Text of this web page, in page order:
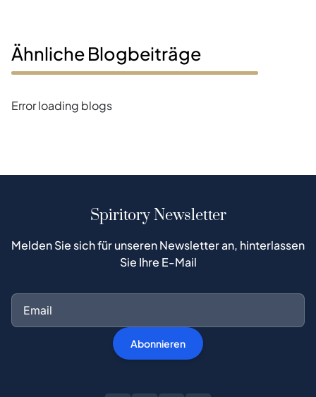
Ähnliche Blogbeiträge
Error loading blogs
Spiritory Newsletter
Melden Sie sich für unseren Newsletter an, hinterlassen
Sie Ihre E-Mail
Abonnieren